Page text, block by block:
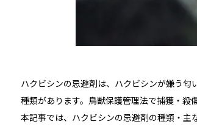
ハクビシンの忌避剤は、ハクビシンが嫌う
種類があります。鳥獣保護管理法で捕獲・殺
本記事では、ハクビシンの忌避剤の種類・